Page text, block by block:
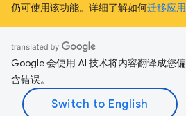
仍可使用该功能。详细了解如何迁移应用
Google 会使用 AI 技术将内容翻译成您
含错误。